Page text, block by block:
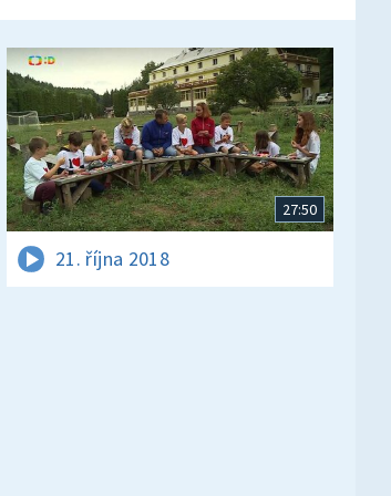
27:50
21. října 2018